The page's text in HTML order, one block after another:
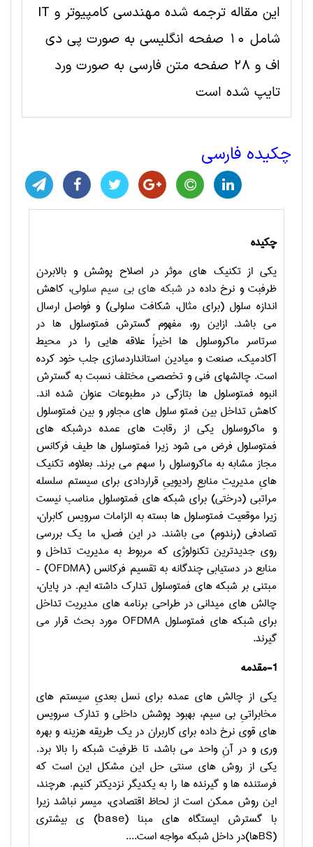
این مقاله ترجمه شده مهندسی کامپیوتر و IT
شامل 10 صفحه انگلیسی به صورت پی دی
اف و 28 صفحه متن فارسی به صورت ورد
تایپ شده است
چکیده فارسی
چکیده
یکی از تکنیک های موثر در اصلاح پوشش و بالابردن
ظرفبت و نرخ داده درشبکه های بی سیم سلولی، کاهش
اندازه سلول (برای مثال، شکافت سلولی) و فواصل ارسال
می باشد. ازاین رو، مفهوم گسترش فمتوسلول ها در
سرتاسر ماکروسلول ها اخیراً علاقه هایی را در محیط
آکادمیک، صنعت و میادین استانداردسازی جلب خود کرده
است. چالشهای فنی و تخصصی مختلف نسبت به گسترش
انبوه فمتوسلول ها بتازگی در مطبوعات عنوان شده اند.
کاهش تداخل بین فمتو سلول های مجاور و بین فمتوسلول
و ماکروسلول یکی از رقابت های عمده درشبکه های
فمتوسلول فرض می شود زیرا فمتوسلول ها طیف فرکانس
مجاز مشابه به ماکروسلول را سهم می برند. بعلاوه، تکنیک
هایِ مدیریتِ منابعِ رادیوییِ قراردادی برای سیستم سلسله
مراتبی (درختی) برای شبکه های فمتوسلول مناسب نیست
زیرا موقعیت فمتوسلول ها بسته به الزامات سرویس کابران،
تصادفی (رندوم) می باشند. در این فصل، ما یک بررسی
روی جدیدترین تکنولوژی که مربوط به مدیریت تداخل و
منابع در دستیابی چندگانه به تقسیم فرکانس (OFDMA
) –
مبتنی بر شبکه های فمتوسلول تدارک داشته ایم. در پایان،
چالش های میدانی در طراحی برنامه های مدیریت تداخل
برای شبکه های فمتوسلول OFDMA مورد بحث قرار می
گیرند.
1-مقدمه
یکی از چالش های عمده برای نسل بعدیِ سیستم های
مخابراتیِ بی سیم، بهبود پوشش داخلی و تدارک سرویس
های قوی نرخ داده برای کاربران در یک طریقه هزینه و بهره
وری و در آنِ واحد می باشد، تا ظرفیت شبکه را بالا برد.
یکی از روش های سنتی حل این مشکل این است که
فرستنده ها و گیرنده ها را به یکدیگر نزدیکتر کنیم. هرچند،
این روش ممکن است از لحاظ اقتصادی، میسر نباشد زیرا
با گسترش ایستگاه های مبنا (base) ی بیشتری
(
BSها)در داخل شبکه مواجه است....